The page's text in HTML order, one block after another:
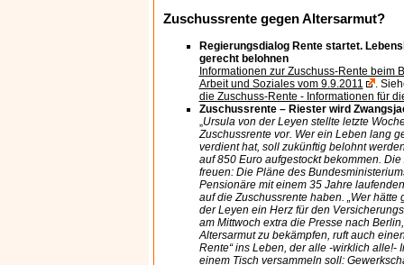
Zuschussrente gegen Altersarmut?
Regierungsdialog Rente startet.
gerecht belohnen
Informationen zur Zuschuss-Rente beim
Arbeit und Soziales vom 9.9.2011
.
die Zuschuss-Rente - Informationen für
Zuschussrente – Riester wird
„Ursula von der Leyen stellte letzte
Zuschussrente vor. Wer ein Leben lang
verdient hat, soll zukünftig belohnt
auf 850 Euro aufgestockt bekommen.
freuen: Die Pläne des
Pensionäre mit einem 35 Jahre
auf die Zuschussrente haben. „Wer hätte
der Leyen ein Herz für den
am Mittwoch extra die Presse nach
Altersarmut zu bekämpfen, ruft auch
Rente“ ins Leben, der alle -wirklich alle!-
einem Tisch versammeln soll: